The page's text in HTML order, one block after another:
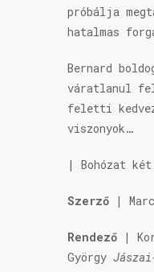
próbálja
hatalmas
Bernard
váratlanul
feletti
viszonyok…
| Bohózat
Szerző |
Rendező |
György